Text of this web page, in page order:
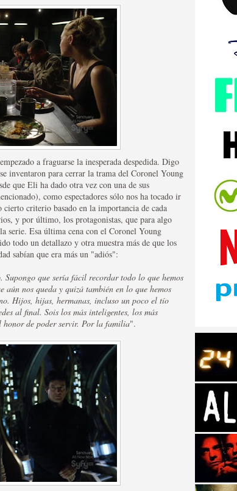
que no es
de Series de
a fraguarse la inesperada despedida. Digo
inventaron para cerrar la trama del Coronel Young
que Eli ha dado otra vez con una de sus
como espectadores sólo nos ha tocado ir
criterio basado en la importancia de cada
y por último, los protagonistas, que para algo
serie. Esa última cena con el Coronel Young
todo un detallazo y otra muestra más de que los
sabían que era más un "adiós":
Supongo que sería fácil recordar todo lo que hemos
nos queda y quizá también en lo que hemos
Hijos, hijas, hermanas, incluso un poco el tío
al final. Sois los más inteligentes, los más
honor de poder servir. Por la familia".